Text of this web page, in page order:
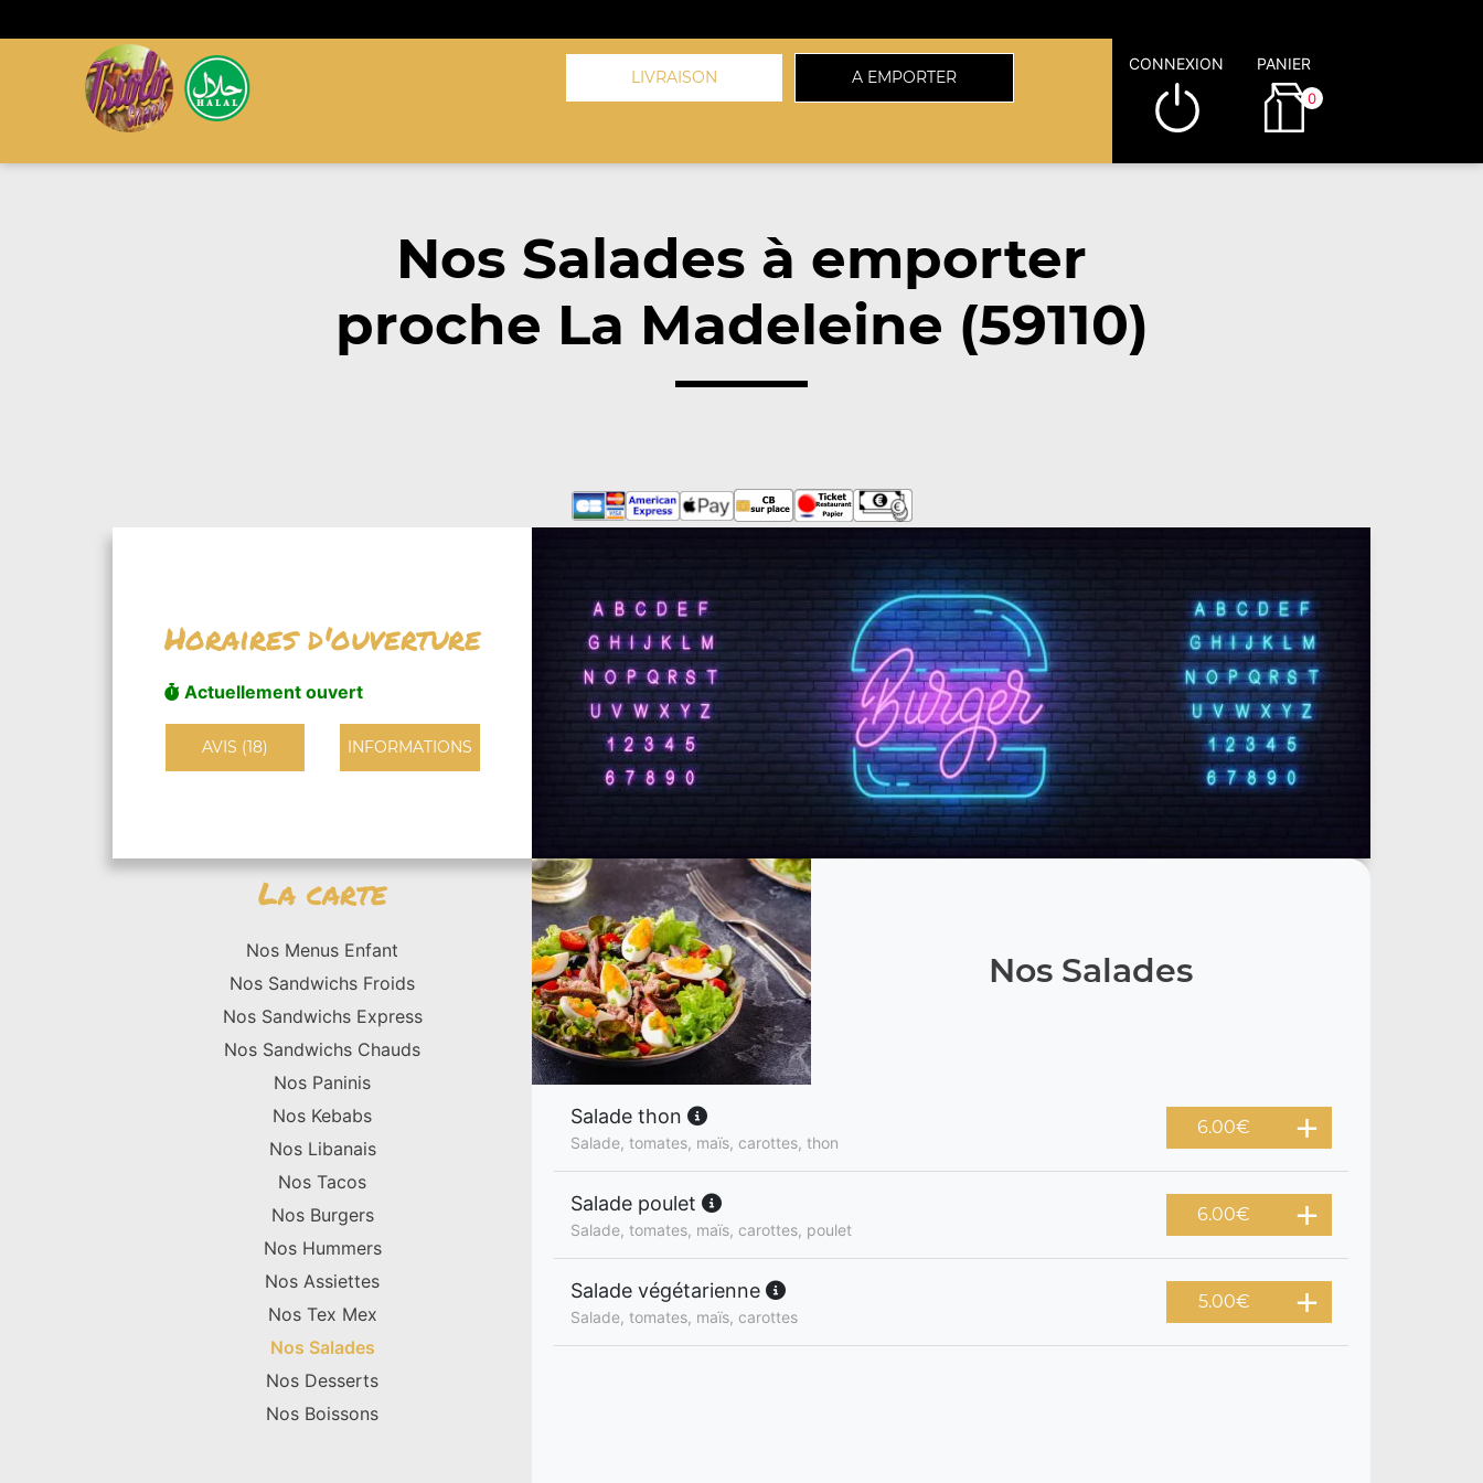
LIVRAISON A EMPORTER
CONNEXION PANIER
0
Nos Salades à emporter
proche La Madeleine (59110)
Horaires d'ouverture
Actuellement ouvert
AVIS (18) INFORMATIONS
La carte
Nos Menus Enfant
Nos Sandwichs Froids
Nos Sandwichs Express
Nos Sandwichs Chauds
Nos Paninis
Nos Kebabs
Nos Libanais
Nos Tacos
Nos Burgers
Nos Hummers
Nos Assiettes
Nos Tex Mex
Nos Salades
Nos Desserts
Nos Boissons
Nos Salades
Salade thon
Salade, tomates, maïs, carottes, thon
6.00€
Salade poulet
Salade, tomates, maïs, carottes, poulet
6.00€
Salade végétarienne
Salade, tomates, maïs, carottes
5.00€